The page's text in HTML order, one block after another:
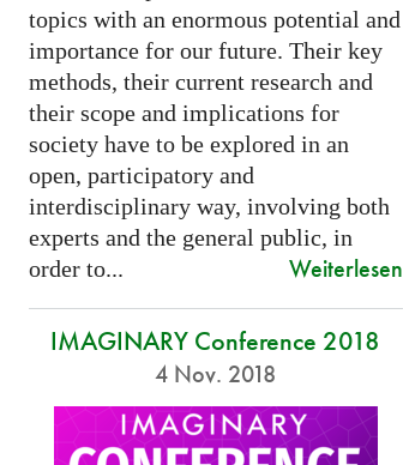
topics with an enormous potential and
importance for our future. Their key
methods, their current research and
their scope and implications for
society have to be explored in an
open, participatory and
interdisciplinary way, involving both
experts and the general public, in
order to...
Weiterlesen
IMAGINARY Conference 2018
4 Nov. 2018